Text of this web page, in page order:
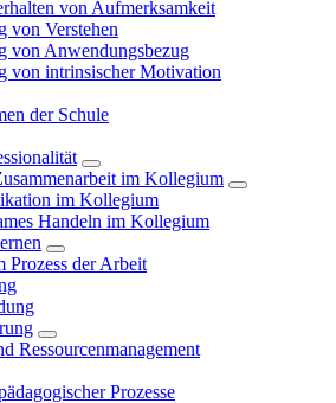
von Aufmerksamkeit
von Verstehen
von Anwendungsbezug
von intrinsischer Motivation
der Schule
im Kollegium
im Kollegium
Handeln im Kollegium
Prozess der Arbeit
Ressourcenmanagement
Prozesse